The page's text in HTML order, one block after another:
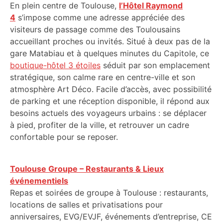
En plein centre de Toulouse, l’Hôtel Raymond
4 s’impose comme une adresse appréciée des
visiteurs de passage comme des Toulousains
accueillant proches ou invités. Situé à deux pas de la
gare Matabiau et à quelques minutes du Capitole, ce
boutique-hôtel 3 étoiles séduit par son emplacement
stratégique, son calme rare en centre-ville et son
atmosphère Art Déco. Facile d’accès, avec possibilité
de parking et une réception disponible, il répond aux
besoins actuels des voyageurs urbains : se déplacer
à pied, profiter de la ville, et retrouver un cadre
confortable pour se reposer.
Toulouse Groupe – Restaurants & Lieux
événementiels
Repas et soirées de groupe à Toulouse : restaurants,
locations de salles et privatisations pour
anniversaires, EVG/EVJF, événements d’entreprise, CE